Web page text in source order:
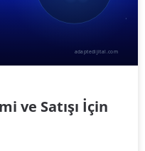
ve Satışı İçin